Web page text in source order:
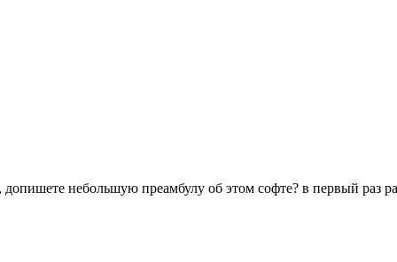
небольшую преамбулу об этом софте? в первый раз